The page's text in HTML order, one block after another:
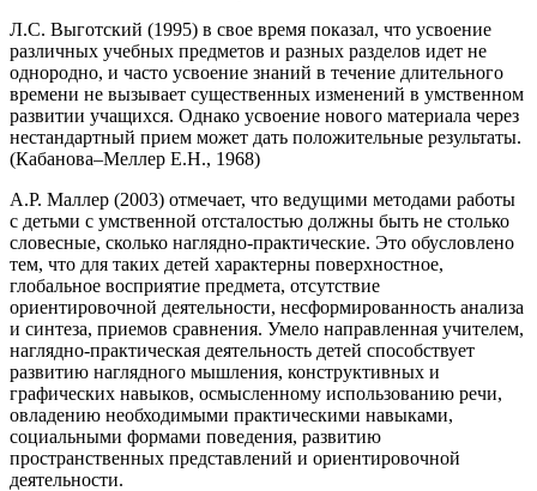
Л.С. Выготский (1995) в свое время показал, что усвоение
различных учебных предметов и разных разделов идет не
однородно, и часто усвоение знаний в течение длительного
времени не вызывает существенных изменений в умственном
развитии учащихся. Однако усвоение нового материала через
нестандартный прием может дать положительные результаты.
(Кабанова–Меллер Е.Н., 1968)
А.Р. Маллер (2003) отмечает, что ведущими методами работы
с детьми с умственной отсталостью должны быть не столько
словесные, сколько наглядно-практические. Это обусловлено
тем, что для таких детей характерны поверхностное,
глобальное восприятие предмета, отсутствие
ориентировочной деятельности, несформированность анализа
и синтеза, приемов сравнения. Умело направленная учителем,
наглядно-практическая деятельность детей способствует
развитию наглядного мышления, конструктивных и
графических навыков, осмысленному использованию речи,
овладению необходимыми практическими навыками,
социальными формами поведения, развитию
пространственных представлений и ориентировочной
деятельности.